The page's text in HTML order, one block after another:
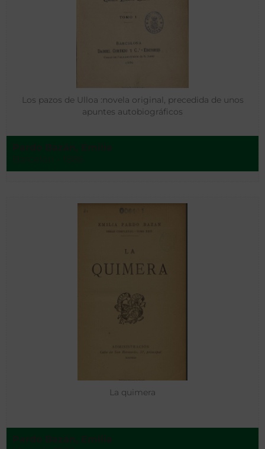
Los pazos de Ulloa :novela original, precedida de unos
apuntes autobiográficos
La quimera